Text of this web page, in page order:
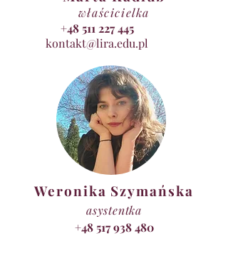
właścicielka
+48 511 227 445
kontakt@lira.edu.pl
Weronika Szymańska
asystentka
+48 517 938 480